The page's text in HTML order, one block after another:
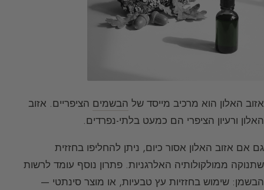
אזוב האלון הוא מרכיב מייסד של הבשמים הציפריים. אזוב
האלון ורעיון הציפרי הם כמעט בלתי-נפרדים.
גם אם אזוב האלון אסור כיום, ניתן להחליפו בחזזית
שתנוקה ממולקולותיה האלרגניות. פתרון נוסף עומד לרשות
הבשמן: שימוש בחזזיות עץ טבעיות, או מוצר סינתטי —